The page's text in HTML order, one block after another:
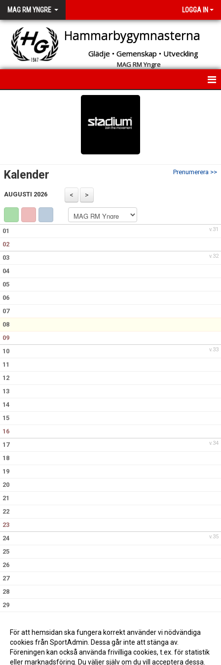
MAG RM YNGRE LOGGA IN
Hammarbygymnasterna
Glädje • Gemenskap • Utveckling
MAG RM Yngre
BILDGALLERI
DOKUMENT
KONTAKT
Prenumerera >>
Kalender
AUGUSTI 2026
v.31
01
02
v.32
03
04
05
06
07
08
09
v.33
10
11
12
13
14
15
16
v.34
17
18
19
20
21
22
23
v.35
24
25
26
27
28
29
För att hemsidan ska fungera korrekt använder vi nödvändiga
cookies från SportAdmin. Dessa går inte att stänga av.
Föreningen kan också använda frivilliga cookies, t.ex. för statistik
eller marknadsföring. Du väljer själv om du vill acceptera dessa.